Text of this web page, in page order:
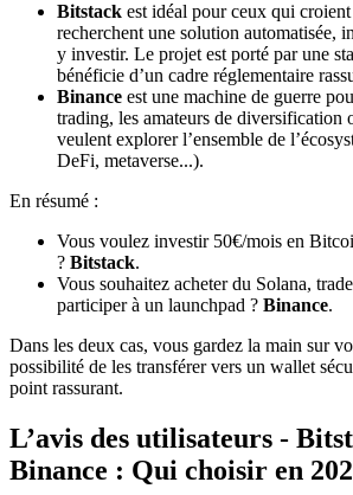
Bitstack est idéal pour ceux qui
recherchent une solution automatisée,
y investir. Le projet est porté par une
bénéficie d’un cadre réglementaire
Binance est une machine de guerre
trading, les amateurs de diversification
veulent explorer l’ensemble de
DeFi, metaverse...).
En résumé :
Vous voulez investir 50€/mois en
? Bitstack.
Vous souhaitez acheter du Solana,
participer à un launchpad ? Binance.
Dans les deux cas, vous gardez la main sur
possibilité de les transférer vers un wallet
point rassurant.
L’avis des utilisateurs -
Binance : Qui choisir en